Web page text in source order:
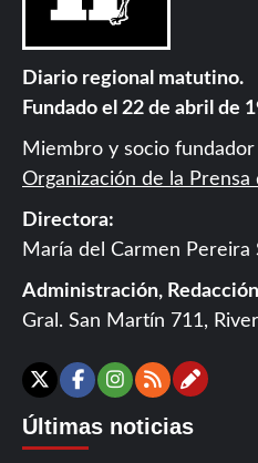
Diario regional matutino.
Fundado el 22 de abril de
Miembro y socio fundador
Organización de la
Directora:
María del Carmen Pereira
Administración,
Gral. San Martín 711,
X Facebook
Instagram
RSS
Últimas noticias